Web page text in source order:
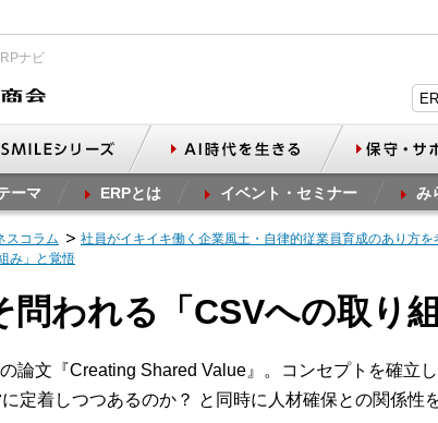
ナビ
ーマ ERPとは イベント・セミナー み
スコラム
社員がイキイキ働く企業風土・自律的従業員育成のあり方を
み」と覚悟
問われる「CSVへの取り
論文『Creating Shared Value』。コンセプトを確立
定着しつつあるのか？ と同時に人材確保との関係性